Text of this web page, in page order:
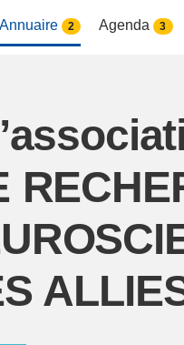
Annuaire 2 Agenda 3